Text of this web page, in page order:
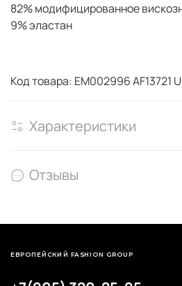
82% модифицированное
9% эластан
Код товара: EM002996 AF13721
Характеристики
Отзывы
ЕВРОПЕЙСКИЙ FASHION GROUP